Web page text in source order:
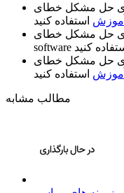
آموزش
software
آموزش
مطالب مشابه